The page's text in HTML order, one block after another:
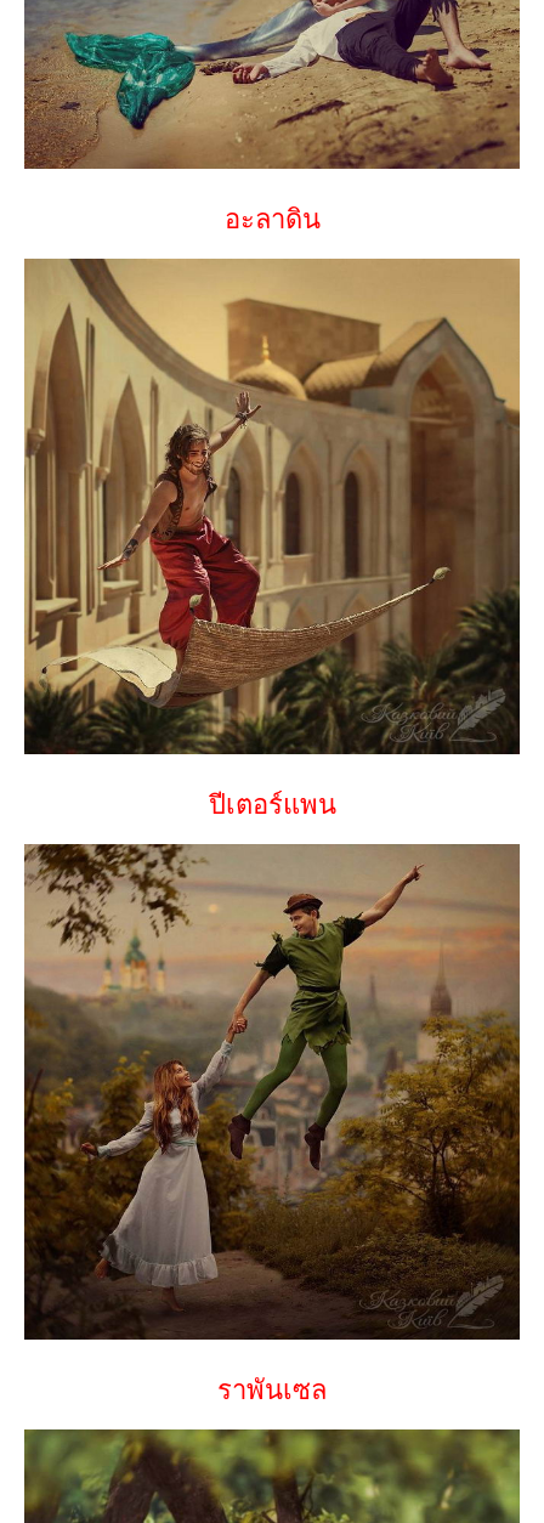
อะลาดิน
ปีเตอร์แพน
ราพันเซล